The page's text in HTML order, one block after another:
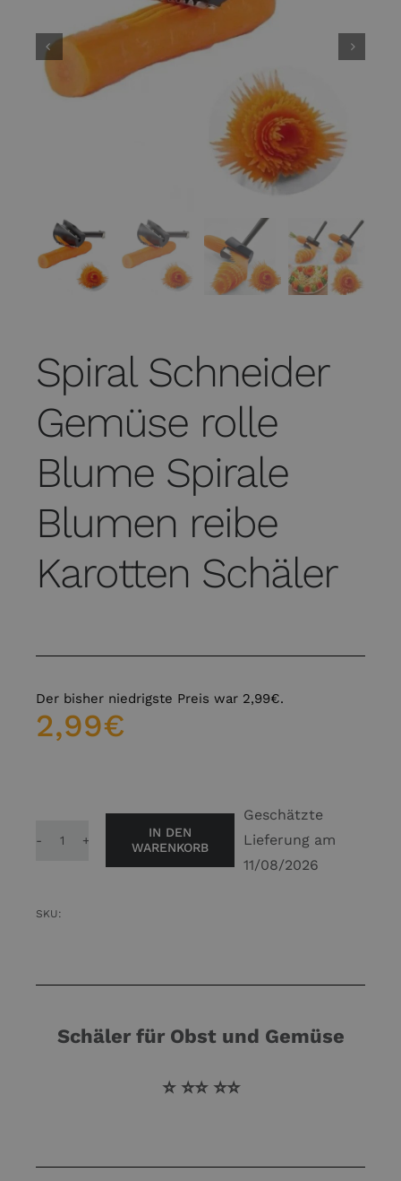
Spiral Schneider
Gemüse rolle
Blume Spirale
Blumen reibe
Karotten Schäler
2,99€
Der bisher niedrigste Preis war 2,99€.
reibe
IN DEN
WARENKORB
Geschätzte
Lieferung am
11/08/2026
SKU:
Schäler für Obst und Gemüse
⭐ ⭐⭐ ⭐⭐